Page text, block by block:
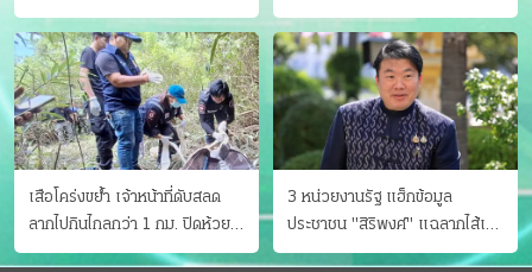
มีเหยื่อ 173 คน
เสือโคร่งขย้ำ เจ้าหน้าที่ดับสลด
ลากไปกินไกลกว่า 1 กม. ปิดห้วย
ขาแข้งชั่วคราว
3 หน่วยงานรัฐ แฮ็กข้อมูล
ประชาชน "สิริพงศ์" แฉลากไส้เอง
"หนู" กอด "หนิม" สยบลือ